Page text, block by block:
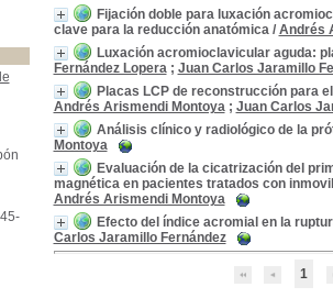
Fijación doble para luxación
clave para la reducción anatómica/ Andrés
Luxación acromioclavicular aguda:
Fernández Lopera; Juan Carlos Jaramillo
Placas LCP de reconstrucción para
Andrés Arismendi Montoya; Juan Carlos
Análisis clínico y radiológico de la
Montoya
Evaluación de la cicatrización del
magnética en pacientes tratados con
Andrés Arismendi Montoya
Efecto del índice acromial en la
Carlos Jaramillo Fernández
1
y Traumatología